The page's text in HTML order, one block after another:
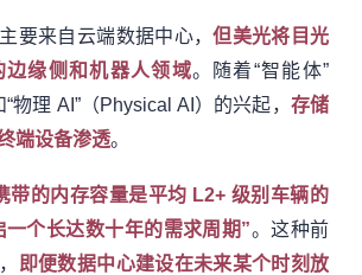
要来自云端数据中心，但美光将目光
边缘侧和机器人领域。随着“智能体”
“物理 AI”（Physical AI）的兴起， 存储
端设备渗透。
带的内存容量是平均 L2+ 级别车辆的
一个长达数十年的需求周期”。这种前
即便数据中心建设在未来某个时刻放